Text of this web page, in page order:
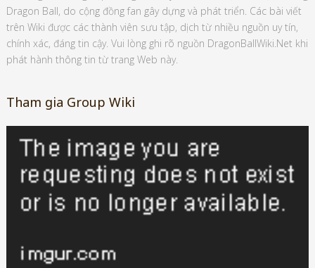
Dragon Ball, do cộng đồng fan gây dựng và phát triển. Các bài viết
trên Wiki được các thành viên sưu tập, dịch từ nhiều nguồn uy tín,
chính xác, đáng tin cậy. Vui lòng ghi rõ nguồn DragonBallWiki.Net khi
phát hành thông tin từ trang Web này.
Tham gia Group Wiki